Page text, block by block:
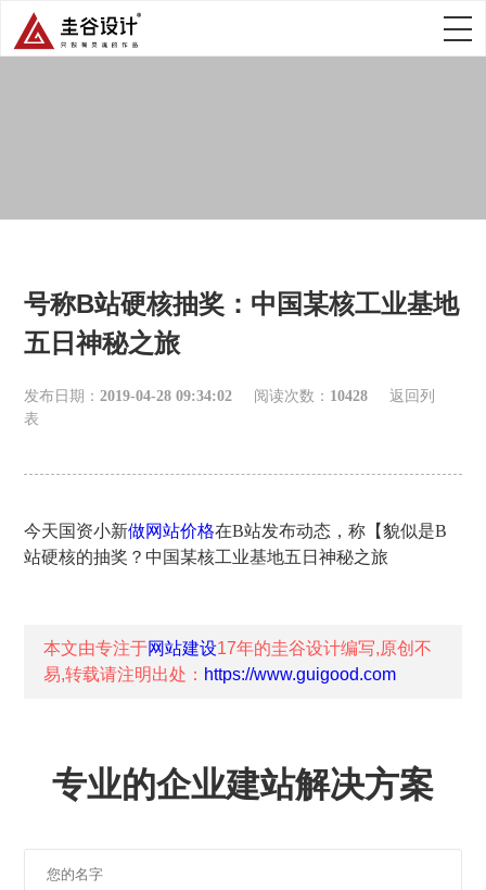
号称B站硬核抽奖：中国某核工业基地
五日神秘之旅
发布日期：2019-04-28 09:34:02 阅读次数： 10428
返回列
表
今天国资小新做网站价格在B站发布动态，称【貌似是B
站硬核的抽奖？中国某核工业基地五日神秘之旅
本文由专注于网站建设17年的圭谷设计编写,原创不
易,转载请注明出处： https://www.guigood.com
专业的企业建站解决方案